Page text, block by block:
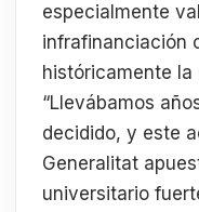
especialmente
infrafinanciación
históricamente la
“Llevábamos
decidido, y este
Generalitat
universitario